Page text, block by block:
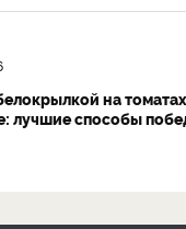
на
лучшие способы